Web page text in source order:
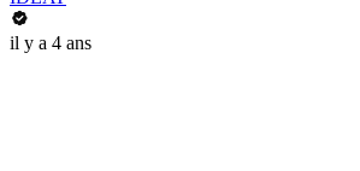
il y a 4 ans